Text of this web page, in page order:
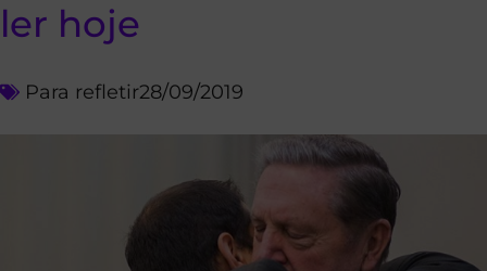
ler hoje
Para refletir28/09/2019